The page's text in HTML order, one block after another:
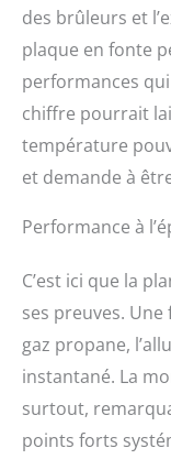
des brûleurs et
plaque en fonte
performances
chiffre pourrait
température
et demande à
Performance à
C’est ici que la
ses preuves.
gaz propane,
instantané. La
surtout,
points forts